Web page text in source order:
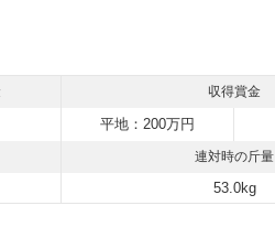
収得賞金
平地：200万円
連対時の斤量
53.0kg